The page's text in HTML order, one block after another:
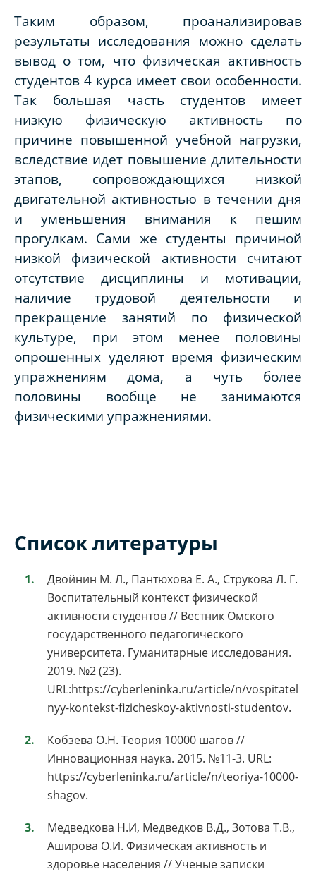
Таким образом, проанализировав
результаты исследования можно сделать
вывод о том, что физическая активность
студентов 4 курса имеет свои особенности.
Так большая часть студентов имеет
низкую физическую активность по
причине повышенной учебной нагрузки,
вследствие идет повышение длительности
этапов, сопровождающихся низкой
двигательной активностью в течении дня
и уменьшения внимания к пешим
прогулкам. Сами же студенты причиной
низкой физической активности считают
отсутствие дисциплины и мотивации,
наличие трудовой деятельности и
прекращение занятий по физической
культуре, при этом менее половины
опрошенных уделяют время физическим
упражнениям дома, а чуть более
половины вообще не занимаются
физическими упражнениями.
Список литературы
Двойнин М. Л., Пантюхова Е. А., Струкова Л. Г.
Воспитательный контекст физической
активности студентов // Вестник Омского
государственного педагогического
университета. Гуманитарные исследования.
2019. №2 (23).
URL:https://cyberleninka.ru/article/n/vospitatel
nyy-kontekst-fizicheskoy-aktivnosti-studentov.
Кобзева О.Н. Теория 10000 шагов //
Инновационная наука. 2015. №11-3. URL:
https://cyberleninka.ru/article/n/teoriya-10000-
shagov.
Медведкова Н.И, Медведков В.Д., Зотова Т.В.,
Аширова О.И. Физическая активность и
здоровье населения // Ученые записки